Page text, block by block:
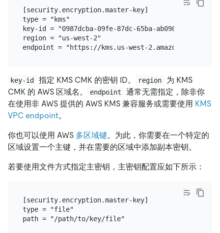
[security.encryption.master-key]
type = "kms"
key-id = "0987dcba-09fe-87dc-65ba-ab0987654321"
region = "us-west-2"
key-id 指定 KMS CMK 的密钥 ID。 region
为 KMS
CMK 的 AWS 区域名。
endpoint
通常无需指定，除非你
在使用非 AWS 提供的 AWS KMS 兼容服务或需要使用 KMS
VPC endpoint。
你也可以使用 AWS 多区域键。为此，你需要在一个特定的
区域设置一个主键，并在需要的区域中添加副本密钥。
若要使用文件方式指定主密钥，主密钥配置应如下所示：
[security.encryption.master-key]
type = "file"